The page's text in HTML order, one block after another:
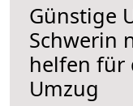
Günstige
Schwerin
helfen für
Umzug